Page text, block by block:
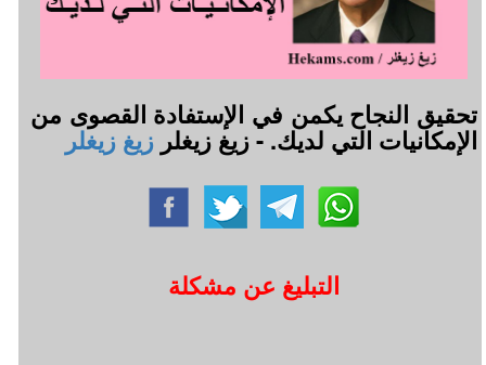
تحقيق النجاح يكمن في الإستفادة القصوى من
الإمكانيات التي لديك. - زيغ زيغلرزيغ زيغلر
التبليغ عن مشكلة